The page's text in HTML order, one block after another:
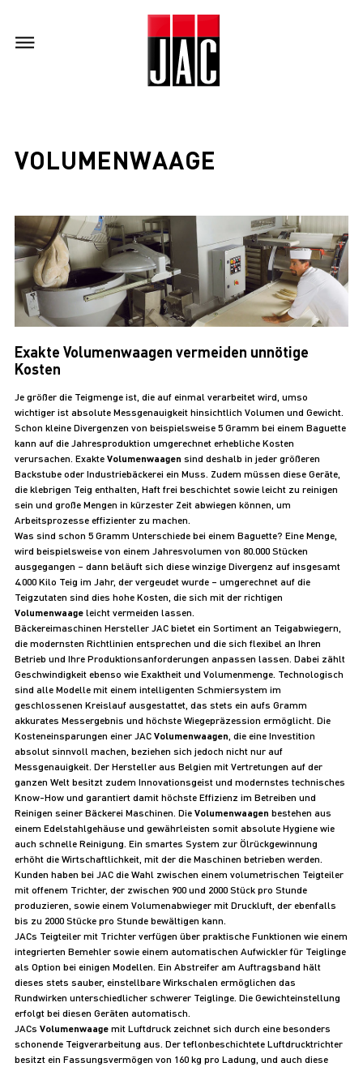
VOLUMENWAAGE
Exakte Volumenwaagen vermeiden unnötige
Kosten
Je größer die Teigmenge ist, die auf einmal verarbeitet wird, umso
wichtiger ist absolute Messgenauigkeit hinsichtlich Volumen und Gewicht.
Schon kleine Divergenzen von beispielsweise 5 Gramm bei einem Baguette
kann auf die Jahresproduktion umgerechnet erhebliche Kosten
verursachen. Exakte Volumenwaagen sind deshalb in jeder größeren
Backstube oder Industriebäckerei ein Muss. Zudem müssen diese Geräte,
die klebrigen Teig enthalten, Haft frei beschichtet sowie leicht zu reinigen
sein und große Mengen in kürzester Zeit abwiegen können, um
Arbeitsprozesse effizienter zu machen.
Was sind schon 5 Gramm Unterschiede bei einem Baguette? Eine Menge,
wird beispielsweise von einem Jahresvolumen von 80.000 Stücken
ausgegangen – dann beläuft sich diese winzige Divergenz auf insgesamt
4.000 Kilo Teig im Jahr, der vergeudet wurde – umgerechnet auf die
Teigzutaten sind dies hohe Kosten, die sich mit der richtigen
Volumenwaage leicht vermeiden lassen.
Bäckereimaschinen Hersteller JAC bietet ein Sortiment an Teigabwiegern,
die modernsten Richtlinien entsprechen und die sich flexibel an Ihren
Betrieb und Ihre Produktionsanforderungen anpassen lassen. Dabei zählt
Geschwindigkeit ebenso wie Exaktheit und Volumenmenge. Technologisch
sind alle Modelle mit einem intelligenten Schmiersystem im
geschlossenen Kreislauf ausgestattet, das stets ein aufs Gramm
akkurates Messergebnis und höchste Wiegepräzession ermöglicht. Die
Kosteneinsparungen einer JAC Volumenwaagen, die eine Investition
absolut sinnvoll machen, beziehen sich jedoch nicht nur auf
Messgenauigkeit. Der Hersteller aus Belgien mit Vertretungen auf der
ganzen Welt besitzt zudem Innovationsgeist und modernstes technisches
Know-How und garantiert damit höchste Effizienz im Betreiben und
Reinigen seiner Bäckerei Maschinen. Die Volumenwaagen bestehen aus
einem Edelstahlgehäuse und gewährleisten somit absolute Hygiene wie
auch schnelle Reinigung. Ein smartes System zur Ölrückgewinnung
erhöht die Wirtschaftlichkeit, mit der die Maschinen betrieben werden.
Kunden haben bei JAC die Wahl zwischen einem volumetrischen Teigteiler
mit offenem Trichter, der zwischen 900 und 2000 Stück pro Stunde
produzieren, sowie einem Volumenabwieger mit Druckluft, der ebenfalls
bis zu 2000 Stücke pro Stunde bewältigen kann.
JACs Teigteiler mit Trichter verfügen über praktische Funktionen wie einem
integrierten Bemehler sowie einem automatischen Aufwickler für Teiglinge
als Option bei einigen Modellen. Ein Abstreifer am Auftragsband hält
dieses stets sauber, einstellbare Wirkschalen ermöglichen das
Rundwirken unterschiedlicher schwerer Teiglinge. Die Gewichteinstellung
erfolgt bei diesen Geräten automatisch.
JACs Volumenwaage mit Luftdruck zeichnet sich durch eine besonders
schonende Teigverarbeitung aus. Der teflonbeschichtete Luftdrucktrichter
besitzt ein Fassungsvermögen von 160 kg pro Ladung, und auch diese